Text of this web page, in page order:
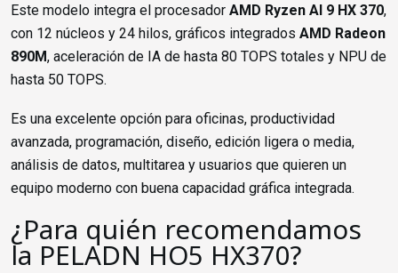
Este modelo integra el procesador AMD Ryzen AI 9 HX 370,
con 12 núcleos y 24 hilos, gráficos integrados AMD Radeon
890M, aceleración de IA de hasta 80 TOPS totales y NPU de
hasta 50 TOPS.
Es una excelente opción para oficinas, productividad
avanzada, programación, diseño, edición ligera o media,
análisis de datos, multitarea y usuarios que quieren un
equipo moderno con buena capacidad gráfica integrada.
¿Para quién recomendamos
la PELADN HO5 HX370?